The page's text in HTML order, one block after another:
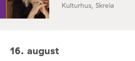
Kulturhus, Skreia
16. august